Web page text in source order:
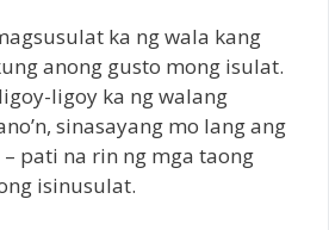
ka ng wala kang
anong gusto mong isulat.
ligoy ka ng walang
sinasayang mo lang ang
pati na rin ng mga taong
isinusulat.